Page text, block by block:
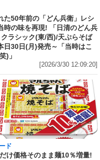
た50年前の「どん兵衛」レシ
時の味を再現! 「日清のどん兵
ラシック(東/西)/天ぷらそば
日30日(月)発売～「当時はこ
)」
[2026/3/30 12:09:20]
ド
け価格そのまま麺10％増量!